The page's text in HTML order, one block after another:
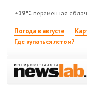
+19°C переменная
Погода в августе
Где купаться летом?